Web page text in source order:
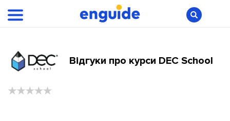
Відгуки про курси DEC School